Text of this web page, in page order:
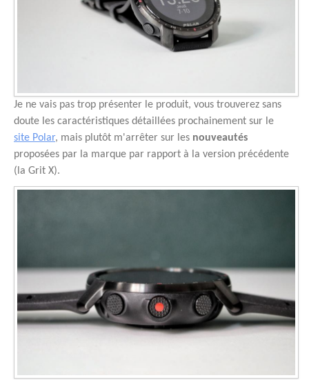
Je ne vais pas trop présenter le produit, vous trouverez sans
doute les caractéristiques détaillées prochainement sur le
site Polar, mais plutôt m'arrêter sur les nouveautés
proposées par la marque par rapport à la version précédente
(la Grit X).